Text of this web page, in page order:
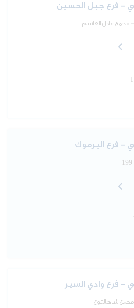
- فرع جبل الحسين
- فرع اليرموك
- فرع وادي السير